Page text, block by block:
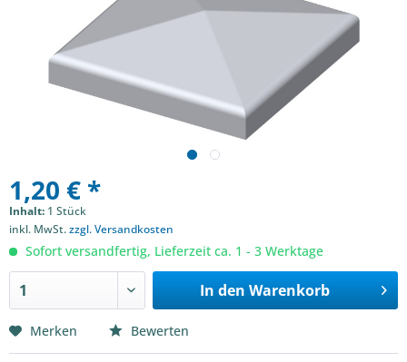
1,20 € *
Inhalt: 1 Stück
inkl. MwSt.zzgl. Versandkosten
Sofort versandfertig, Lieferzeit ca. 1 - 3 Werktage
In den Warenkorb
Merken Bewerten